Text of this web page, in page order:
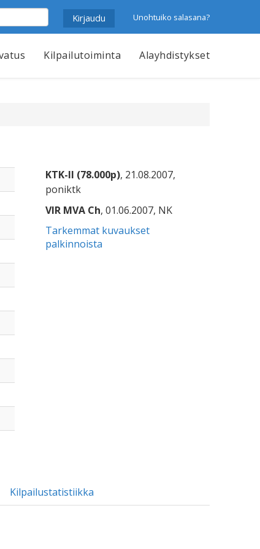
Unohtuiko salasana?
Kilpailutoiminta Alayhdistykset
KTK-II (78.000p), 21.08.2007,
poniktk
VIR MVA Ch, 01.06.2007, NK
Tarkemmat kuvaukset
palkinnoista
Kilpailustatistiikka